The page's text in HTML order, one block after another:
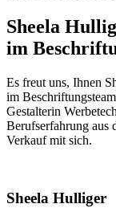
Sheela
im
Es freut uns, Ihnen
im
Gestalterin
Berufserfahrung aus
Verkauf mit sich.
Sheela Hulliger